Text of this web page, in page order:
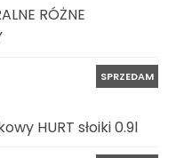
RÓŻNE
SPRZEDAM
HURT słoiki 0.9l